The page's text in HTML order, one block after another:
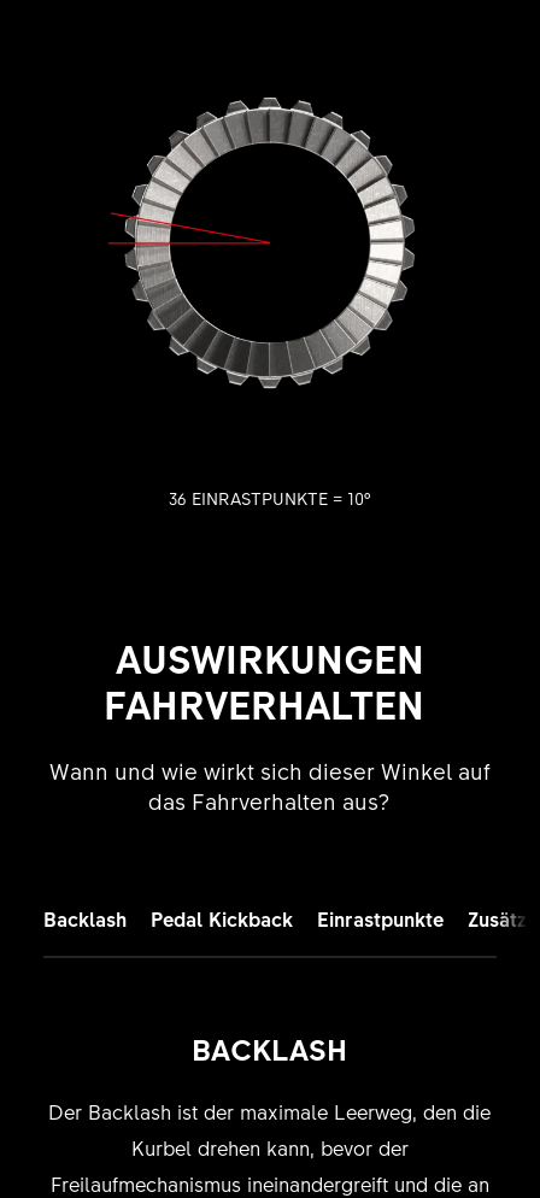
36 EINRASTPUNKTE = 10º
AUSWIRKUNGEN
FAHRVERHALTEN
Wann und wie wirkt sich dieser Winkel auf
das Fahrverhalten aus?
Backlash Pedal Kickback Einrastpunkte
BACKLASH
Der Backlash ist der maximale Leerweg, den die
Kurbel drehen kann, bevor der
Freilaufmechanismus ineinandergreift und die an